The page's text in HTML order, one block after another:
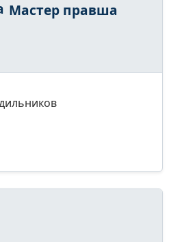
Мастер правша